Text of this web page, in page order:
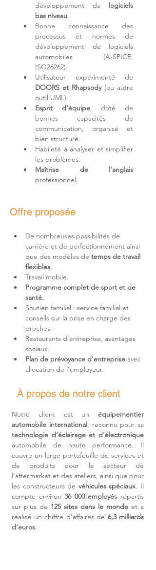
développement de logiciels
bas niveau.
Bonne connaissance des
processus et normes de
développement de logiciels
automobiles (A-SPICE,
ISO26262).
DOORS et Rhapsody (ou autre
outil UML).
Esprit d'équipe, doté de
bonnes capacités de
communication, organisé et
bien structuré.
Habileté à analyser et simplifier
les problèmes.
Maîtrise de l'anglais
professionnel.
Offre proposée
De nombreuses possibilités de
carrière et de perfectionnement ainsi
que des modèles de temps de travail
flexibles.
Travail mobile.
Programme complet de sport et de
santé.
Soutien familial : service familial et
conseils sur la prise en charge des
proches.
Restaurants d'entreprise, avantages
sociaux.
Plan de prévoyance d'entreprise avec
allocation de l'employeur.
À propos de notre client
Notre client est un équipementier
automobile international
technologie d'éclairage et d'électronique
automobile de haute performance. Il
couvre un large portefeuille de services et
de produits pour le secteur de
l'aftermarket et des ateliers, ainsi que pour
les constructeurs de véhicules spéciaux. Il
compte environ 36 000 employés répartis
sur plus de 125 sites dans le monde et a
réalisé un chiffre d'affaires de 6,3 milliards
d'euros.